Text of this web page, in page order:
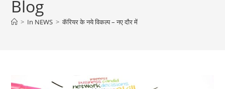
Blog
> In NEWS > कॅरियर के नये विकल्प – नए दौर में